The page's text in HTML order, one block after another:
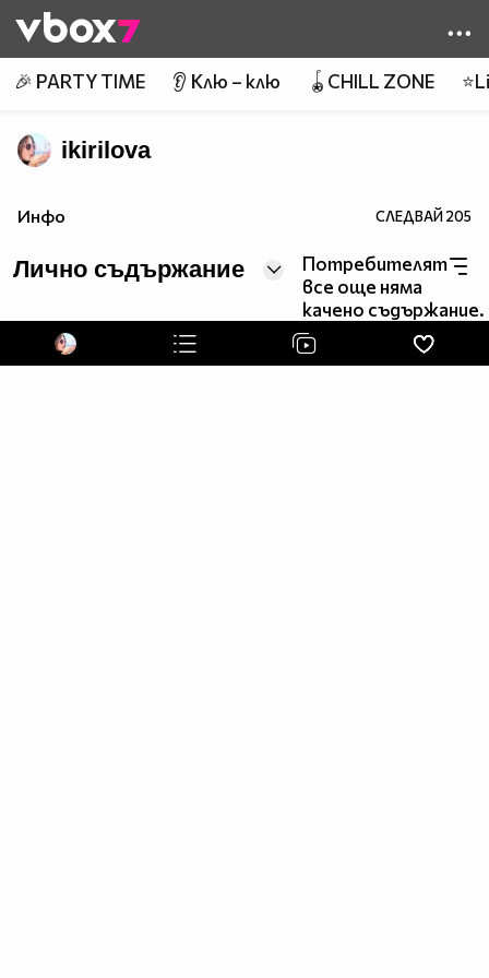
👾
🎉 PARTY TIME 👂 Клю – клю 🪀CHILL ZONE
ikirilova
Инфо СЛЕДВАЙ205
Лично съдържание
Потребителят
все още няма
качено съдържание.